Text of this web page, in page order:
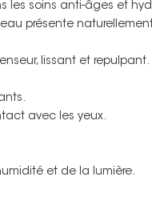
les soins anti-âges et
présente
lissant et repulpant.
avec les yeux.
et de la lumière.